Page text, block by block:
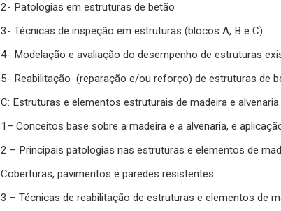
2- Patologias em estruturas de betão
3- Técnicas de inspeção em estruturas (blocos A, B e C)
4- Modelação e avaliação do desempenho de estruturas
5- Reabilitação (reparação e/ou reforço) de estruturas de
C: Estruturas e elementos estruturais de madeira e alvenaria
1– Conceitos base sobre a madeira e a alvenaria, e
2 – Principais patologias nas estruturas e elementos de
Coberturas, pavimentos e paredes resistentes
3 – Técnicas de reabilitação de estruturas e elementos de